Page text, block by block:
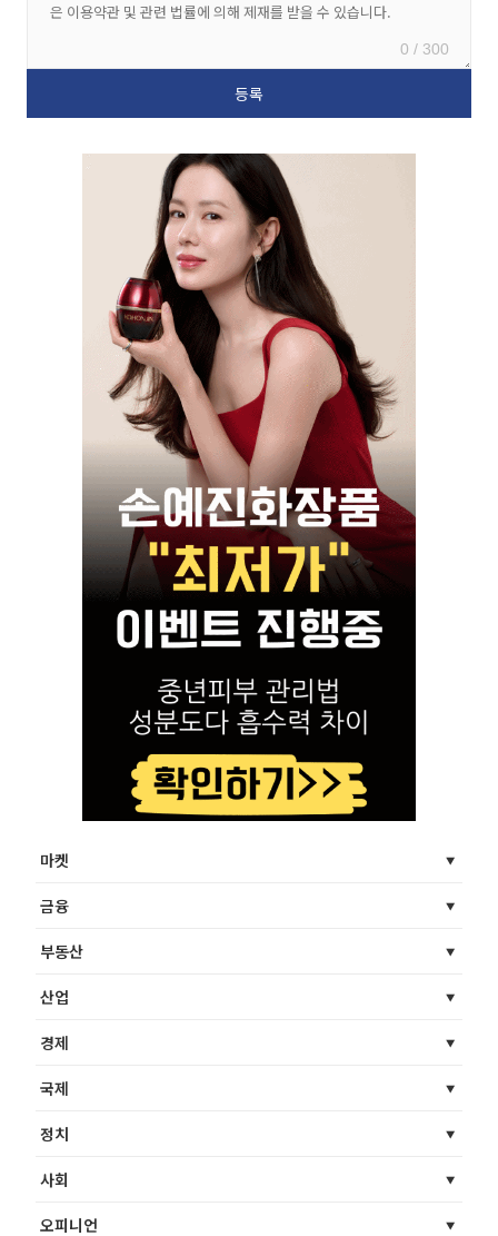
0 / 300
마켓
금융
부동산
산업
경제
국제
정치
사회
오피니언